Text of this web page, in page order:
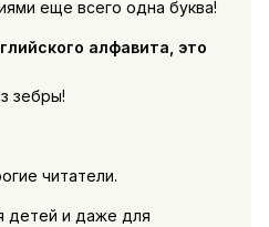
еще всего одна буква!
алфавита, это
зебры!
читатели.
детей и даже для